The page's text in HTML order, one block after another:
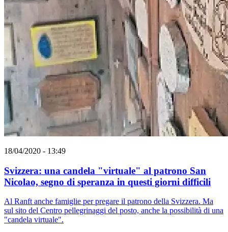
18/04/2020 - 13:49
Svizzera: una candela "virtuale" al patrono San
Nicolao, segno di speranza in questi giorni difficili
Al Ranft anche famiglie per pregare il patrono della Svizzera. Ma
sul sito del Centro pellegrinaggi del posto, anche la possibilità di una
"candela virtuale".